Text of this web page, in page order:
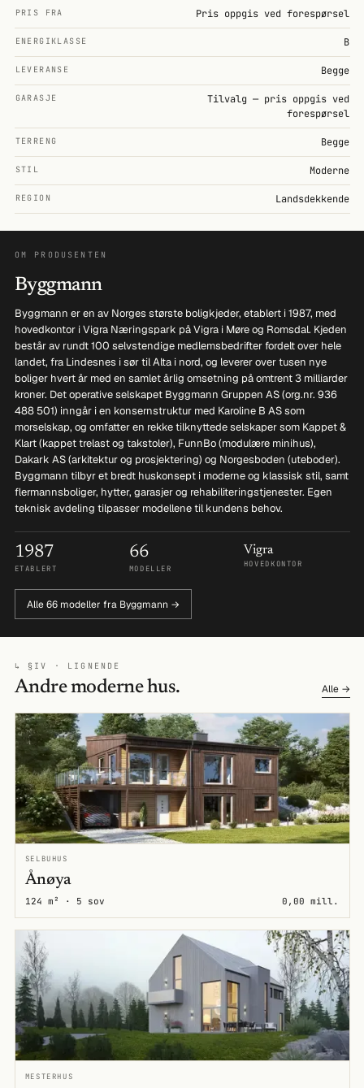
PRIS FRA Pris oppgis ved forespørsel
ENERGIKLASSE B
LEVERANSE Begge
GARASJE
Tilvalg — pris oppgis ved
forespørsel
TERRENG Begge
STIL Moderne
REGION Landsdekkende
OM PRODUSENTEN
Byggmann
Byggmann er en av Norges største boligkjeder, etablert i 1987, med
hovedkontor i Vigra Næringspark på Vigra i Møre og Romsdal. Kjeden
består av rundt 100 selvstendige medlemsbedrifter fordelt over hele
landet, fra Lindesnes i sør til Alta i nord, og leverer over tusen nye
boliger hvert år med en samlet årlig omsetning på omtrent 3 milliarder
kroner. Det operative selskapet Byggmann Gruppen AS (org.nr. 936
488 501) inngår i en konsernstruktur med Karoline B AS som
morselskap, og omfatter en rekke tilknyttede selskaper som Kappet &
Klart (kappet trelast og takstoler), FunnBo (modulære minihus),
Dakark AS (arkitektur og prosjektering) og Norgesboden (uteboder).
Byggmann tilbyr et bredt huskonsept i moderne og klassisk stil, samt
flermannsboliger, hytter, garasjer og rehabiliteringstjenester. Egen
teknisk avdeling tilpasser modellene til kundens behov.
1987
ETABLERT
66
MODELLER
Vigra
HOVEDKONTOR
Alle 66 modeller fra Byggmann →
↳ §IV · LIGNENDE
Andre moderne hus. Alle →
SELBUHUS
Ånøya
124 m² · 5 sov 0,00 mill.
MESTERHUS